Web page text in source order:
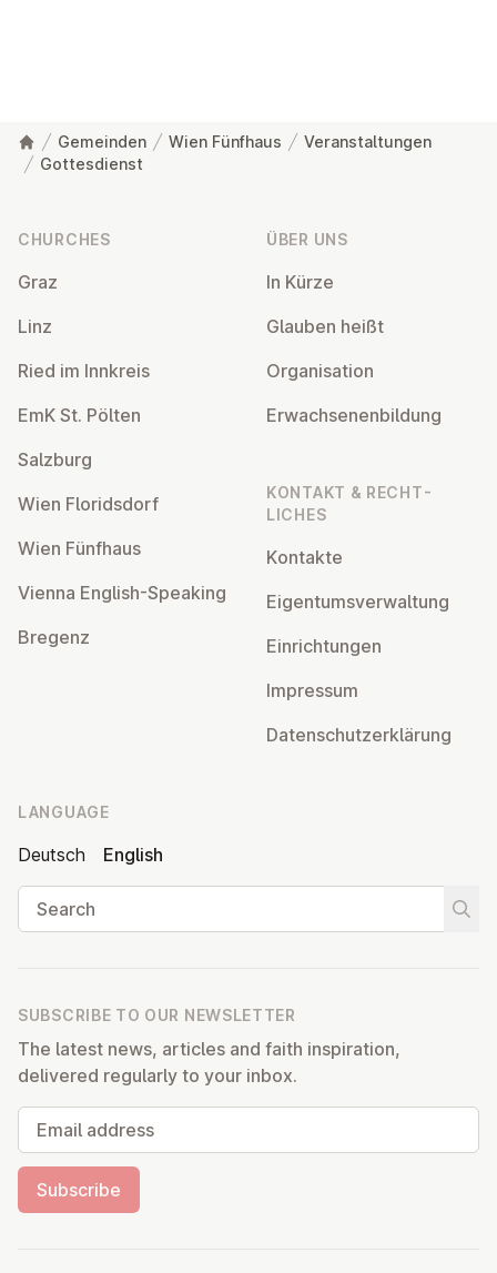
Gemeinden Wien Fünfhaus
Veranstaltungen
Gottesdienst
CHURCHES
Graz
Linz
Ried im Innkreis
EmK St. Pölten
Salzburg
Wien Flor­idsdorf
Wien Fünfhaus
Vienna English-Speaking
Bregenz
ÜBER UNS
In Kürze
Glauben heißt
Or­gan­isa­tion
Er­wach­sen­en­bildung
KONTAKT & RECHT­
LICHES
Kontakte
Ei­gentums­ver­wal­tung
Ein­rich­tun­gen
Impressum
Datens­chutzerklärung
LANGUAGE
Deutsch
English
Search
SUBSCRIBE TO OUR NEWSLETTER
The latest news, articles and faith inspiration,
delivered regularly to your inbox.
Email address
Subscribe